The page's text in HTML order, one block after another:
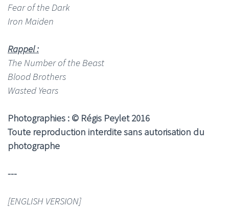
Fear of the Dark
Iron Maiden
Rappel :
The Number of the Beast
Blood Brothers
Wasted Years
Photographies : © Régis Peylet 2016
Toute reproduction interdite sans autorisation du
photographe
---
[ENGLISH VERSION]